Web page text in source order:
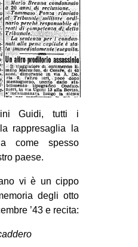
Guidi, tutti i
rappresaglia la
come spesso
paese.
vi è un cippo
degli otto
’43 e recita: